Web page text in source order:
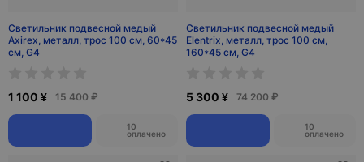
Светильник подвесной медый
Axirex, металл, трос 100 см, 60*45
см, G4
1 100 ¥ 15 400 ₽
10
оплачено
Светильник подвесной медый
Elentrix, металл, трос 100 см,
160*45 см, G4
5 300 ¥ 74 200 ₽
10
оплачено